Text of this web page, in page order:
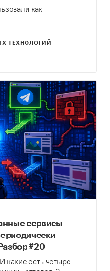
как
ТЕХНОЛОГИЙ
сервисы
#20
какие есть четыре